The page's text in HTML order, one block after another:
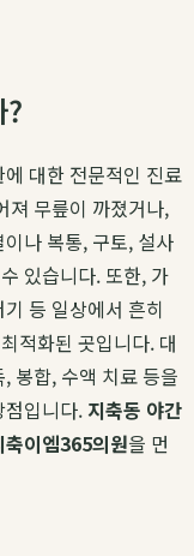
대한 전문적인 진료
져 무릎이 까졌거나,
나 복통, 구토, 설사
있습니다. 또한, 가
등 일상에서 흔히
적화된 곳입니다. 대
봉합, 수액 치료 등을
입니다. 지축동 야간
축이엠365의원을 먼